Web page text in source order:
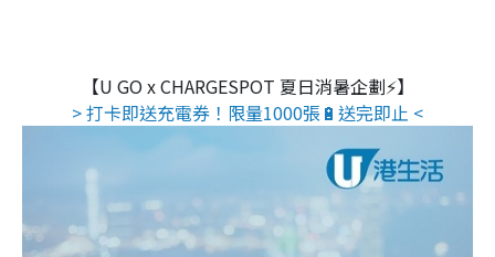
【U GO x CHARGESPOT 夏日消暑企劃⚡】
> 打卡即送充電券！限量1000張🔋送完即止 <